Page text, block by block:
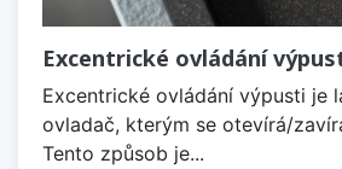
Excentrické ovládání
Excentrické ovládání výpusti je
ovladač, kterým se otevírá/
Tento způsob je...